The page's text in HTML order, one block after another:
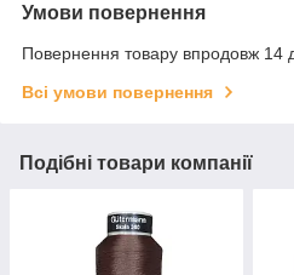
Умови повернення
Повернення товару впродовж 14
Всі умови повернення
Подібні товари компанії